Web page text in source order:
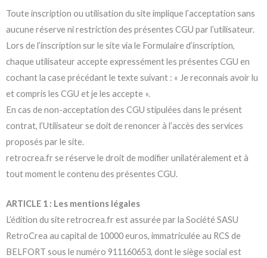
Toute inscription ou utilisation du site implique l’acceptation sans
aucune réserve ni restriction des présentes CGU par l’utilisateur.
Lors de l’inscription sur le site via le Formulaire d’inscription,
chaque utilisateur accepte expressément les présentes CGU en
cochant la case précédant le texte suivant : « Je reconnais avoir lu
et compris les CGU et je les accepte ».
En cas de non-acceptation des CGU stipulées dans le présent
contrat, l’Utilisateur se doit de renoncer à l’accès des services
proposés par le site.
retrocrea.fr se réserve le droit de modifier unilatéralement et à
tout moment le contenu des présentes CGU.
ARTICLE 1 : Les mentions légales
L’édition du site retrocrea.fr est assurée par la Société SASU
RetroCrea au capital de 10000 euros, immatriculée au RCS de
BELFORT sous le numéro 911160653, dont le siège social est